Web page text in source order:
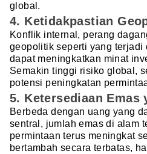
global.
4. Ketidakpastian
Konflik internal, perang
geopolitik seperti yang terjadi
dapat meningkatkan minat
Semakin tinggi risiko global,
potensi peningkatan
5. Ketersediaan Emas
Berbeda dengan uang yang
sentral, jumlah emas di alam
permintaan terus meningkat
bertambah secara terbatas,